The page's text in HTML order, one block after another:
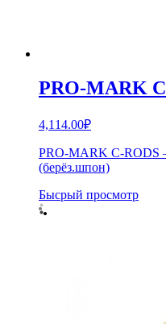
PRO-MARK
4,114.00₽
PRO-MARK C-RODS
(берёз.шпон)
Бысрый просмотр